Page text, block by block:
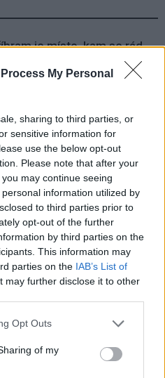
My Personal
sharing to third parties, or
sensitive information for
use the below opt-out
Please note that after your
may continue seeing
information utilized by
to third parties prior to
opt-out of the further
by third parties on the
This information may
parties on the IAB’s List of
may further disclose it to other
Opt Outs
of my
je místo, kam se rád
potřeboval změnit
bude naším soupeřem,
herecký koncert legend